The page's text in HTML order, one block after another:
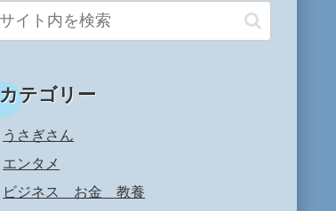
カテゴリー
うさぎさん
エンタメ
ビジネス お金 教養